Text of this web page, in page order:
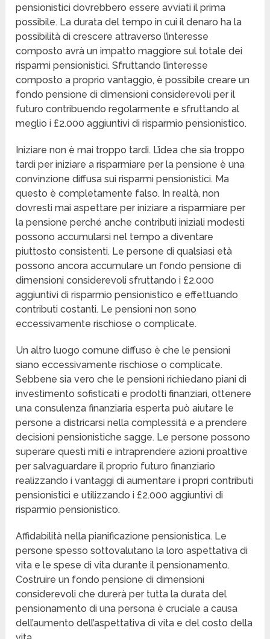
pensionistici dovrebbero essere avviati il prima
possibile. La durata del tempo in cui il denaro ha la
possibilità di crescere attraverso l’interesse
composto avrà un impatto maggiore sul totale dei
risparmi pensionistici. Sfruttando l’interesse
composto a proprio vantaggio, è possibile creare un
fondo pensione di dimensioni considerevoli per il
futuro contribuendo regolarmente e sfruttando al
meglio i £2.000 aggiuntivi di risparmio pensionistico.
Iniziare non è mai troppo tardi. L’idea che sia troppo
tardi per iniziare a risparmiare per la pensione è una
convinzione diffusa sui risparmi pensionistici. Ma
questo è completamente falso. In realtà, non
dovresti mai aspettare per iniziare a risparmiare per
la pensione perché anche contributi iniziali modesti
possono accumularsi nel tempo a diventare
piuttosto consistenti. Le persone di qualsiasi età
possono ancora accumulare un fondo pensione di
dimensioni considerevoli sfruttando i £2.000
aggiuntivi di risparmio pensionistico e effettuando
contributi costanti. Le pensioni non sono
eccessivamente rischiose o complicate.
Un altro luogo comune diffuso è che le pensioni
siano eccessivamente rischiose o complicate.
Sebbene sia vero che le pensioni richiedano piani di
investimento sofisticati e prodotti finanziari, ottenere
una consulenza finanziaria esperta può aiutare le
persone a districarsi nella complessità e a prendere
decisioni pensionistiche sagge. Le persone possono
superare questi miti e intraprendere azioni proattive
per salvaguardare il proprio futuro finanziario
realizzando i vantaggi di aumentare i propri contributi
pensionistici e utilizzando i £2.000 aggiuntivi di
risparmio pensionistico.
Affidabilità nella pianificazione pensionistica. Le
persone spesso sottovalutano la loro aspettativa di
vita e le spese di vita durante il pensionamento.
Costruire un fondo pensione di dimensioni
considerevoli che durerà per tutta la durata del
pensionamento di una persona è cruciale a causa
dell’aumento dell’aspettativa di vita e del costo della